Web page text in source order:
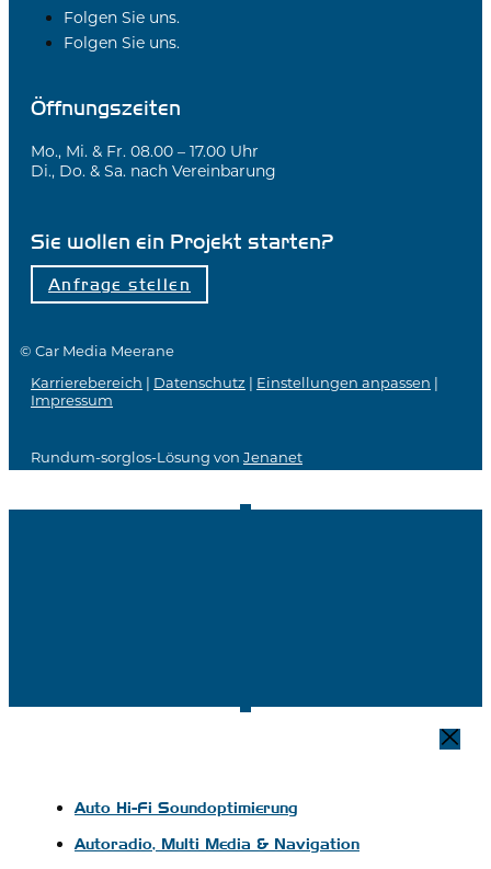
Folgen Sie uns.
Folgen Sie uns.
Öffnungszeiten
Mo., Mi. & Fr. 08.00 – 17.00 Uhr
Di., Do. & Sa. nach Vereinbarung
Sie wollen ein Projekt starten?
Anfrage stellen
© Car Media Meerane
Karrierebereich | Datenschutz | Einstellungen anpassen |
Impressum
Rundum-sorglos-Lösung von Jenanet
Auto Hi-Fi Soundoptimierung
Autoradio, Multi Media & Navigation